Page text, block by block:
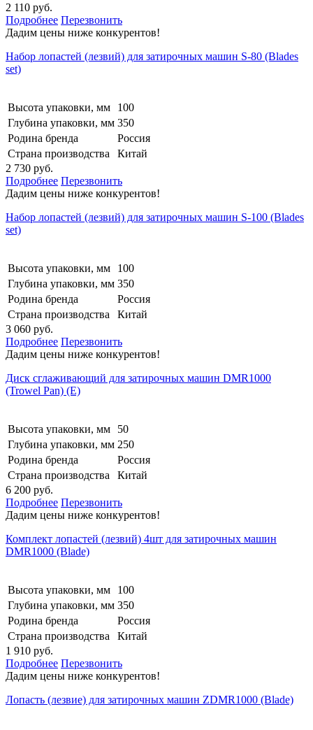
2 110 руб.
Подробнее Перезвонить
Дадим цены ниже конкурентов!
Набор лопастей (лезвий) для затирочных машин S-80 (Blades
set)
Высота упаковки, мм
100
Глубина упаковки, мм 350
Родина бренда
Россия
Страна производства
Китай
2 730 руб.
Подробнее Перезвонить
Дадим цены ниже конкурентов!
Набор лопастей (лезвий) для затирочных машин S-100 (Blades
set)
Высота упаковки, мм
100
Глубина упаковки, мм 350
Родина бренда
Россия
Страна производства
Китай
3 060 руб.
Подробнее Перезвонить
Дадим цены ниже конкурентов!
Диск сглаживающий для затирочных машин DMR1000
(Trowel Pan) (E)
Высота упаковки, мм
50
Глубина упаковки, мм 250
Родина бренда
Россия
Страна производства
Китай
6 200 руб.
Подробнее Перезвонить
Дадим цены ниже конкурентов!
Комплект лопастей (лезвий) 4шт для затирочных машин
DMR1000 (Blade)
Высота упаковки, мм
100
Глубина упаковки, мм 350
Родина бренда
Россия
Страна производства
Китай
1 910 руб.
Подробнее Перезвонить
Дадим цены ниже конкурентов!
Лопасть (лезвие) для затирочных машин ZDMR1000 (Blade)